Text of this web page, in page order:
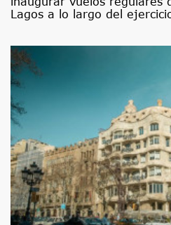
Lagos a lo largo del